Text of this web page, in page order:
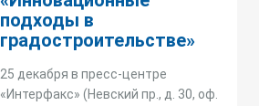
подходы в
градостроительстве»
25 декабря в пресс-центре
«Интерфакс» (Невский пр., д. 30, оф.